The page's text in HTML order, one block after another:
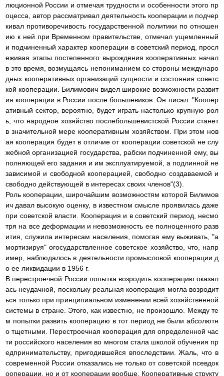
люционной России и отмечая трудности и особенности этого пр
оцесса, автор рассматривал деятельность кооперации и подчер
кивал противоречивость государственной политики по отношен
ию к ней при Временном правительстве, отмечал ущемленный
и подчиненный характер кооперации в советский период, просл
еживая этапы постепенного вырождения кооперативных начал
в это время, возмущаясь непониманием со стороны междунаро
дных кооперативных организаций сущности и состояния советс
кой кооперации. Билимович видел широкие возможности развит
ия кооперации в России после большевиков. Он писал: "Коопер
ативный сектор, вероятно, будет играть настолько крупную рол
ь, что народное хозяйство послебольшевистской России станет
в значительной мере кооперативным хозяйством. При этом нов
ая кооперация будет в отличие от кооперации советской не слу
жебной организацией государства, рабски подчиненной ему, вы
полняющей его задания и им эксплуатируемой, а подлинной не
зависимой и свободной кооперацией, свободно создаваемой и
свободно действующей в интересах своих членов"(3).
Роль кооперации, широчайшим возможностям которой Билимов
ич давал высокую оценку, в известном смысле проявилась даже
при советской власти. Кооперация и в советский период, несмо
тря на все деформации и невозможность ее полноценного разв
ития, служила интересам населения, помогая ему выживать, "а
мортизируя" огосударствленное советское хозяйство, что, напр
имер, наблюдалось в деятельности промысловой кооперации д
о ее ликвидации в 1956 г.
В перестроечной России попытка возродить кооперацию оказал
ась неудачной, поскольку реальная кооперация могла возродит
ься только при принципиальном изменении всей хозяйственной
системы в стране. Этого, как известно, не произошло. Между те
м попытки развить кооперацию в тот период не были абсолютн
о тщетными. Перестроечная кооперация для определенной час
ти российского населения во многом стала школой обучения пр
едпринимательству, пригодившейся впоследствии. Жаль, что в
современной России отказались не только от советской псевдок
ооперации, но и от кооперации вообще. Кооперативные структу